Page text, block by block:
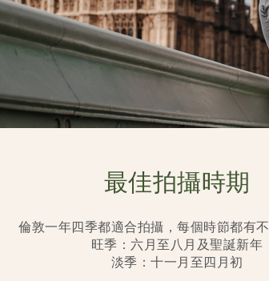
最佳拍攝時期
倫敦一年四季都適合拍攝，每個時節都有不
旺季：六月至八月及聖誕新年
淡季：十一月至四月初